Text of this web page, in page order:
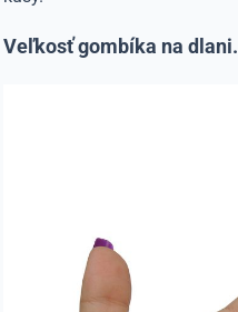
Veľkosť gombíka na dlani.